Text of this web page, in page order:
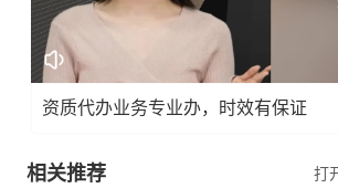
资质代办业务专业办，时效有保证
相关推荐 打